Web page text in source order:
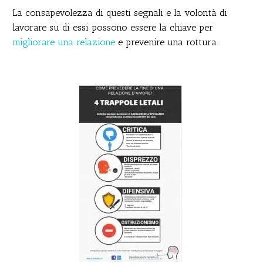
La consapevolezza di questi segnali e la volontà di
lavorare su di essi possono essere la chiave per
migliorare una relazione e prevenire una rottura.